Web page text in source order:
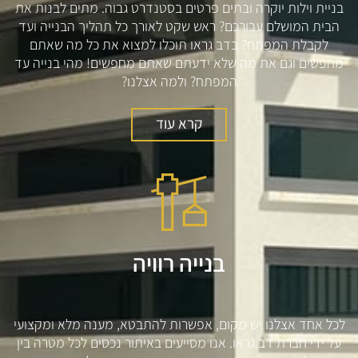
בניית וילות יוקרה ובתים פרטים בסטנדרט גבוה. מתים לבנות את
הבית המושלם עבורכם? ראש שקט לאורך כל תהליך הבנייה ועד
לקבלת המפתח? בדב גראו תוכלו למצוא את כל מה שאתם
מחפשים וגם את מה שלא ידעתם שאתם מחפשים! מהי בנייה עד
המפתח? ולמה אצלנו?
קרא עוד
בנייה רוויה
לכל אחד אצלנו יש מקום, אפשרות להתבטא, מענה מלא ומקצועי
על ידי חברת דב גראו. אנו מסייעים באיתור נכסים לכל מטרה בין